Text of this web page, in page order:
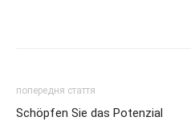
попередня стаття
Schöpfen Sie das Potenzial